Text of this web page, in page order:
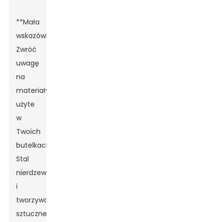
**Mała
wskazówka:**
Zwróć
uwagę
na
materiały
użyte
w
Twoich
butelkach.
Stal
nierdzewna
i
tworzywa
sztuczne